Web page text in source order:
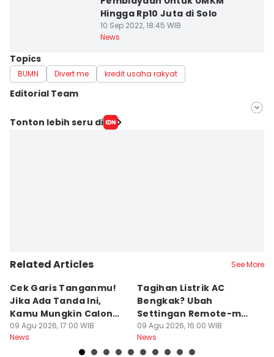
Hingga Rp10 Juta di Solo
10 Sep 2022, 18:45 WIB
News
Topics
BUMN Divert me kredit usaha rakyat
Editorial Team
Editor
Tonton lebih seru di
Related Articles See More
Cek Garis Tanganmu!
Jika Ada Tanda Ini,
Kamu Mungkin Calon
Orang Sukses
09 Agu 2026, 17:00 WIB
News
Tagihan Listrik AC
Bengkak? Ubah
Settingan Remote-mu
ke Mode Ini Mulai Nanti
Malam
09 Agu 2026, 16:00 WIB
News